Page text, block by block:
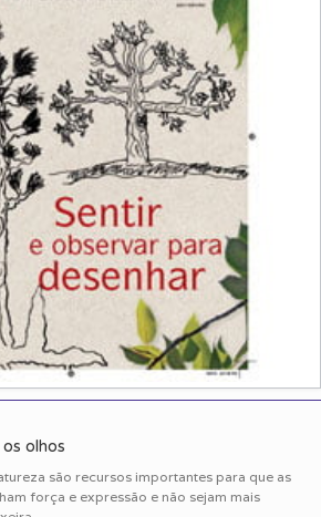
olhos
são recursos importantes para que as
força e expressão e não sejam mais